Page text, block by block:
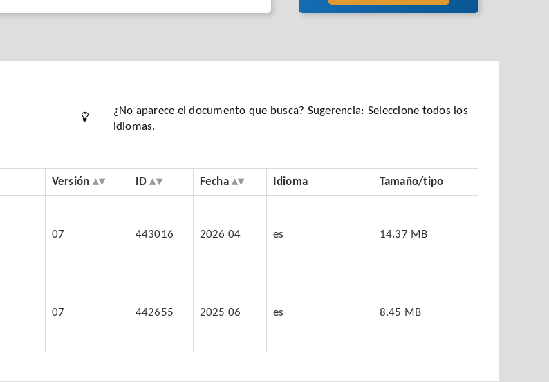
¿No aparece el documento que busca? Sugerencia: Seleccione todos los
idiomas.
Versión ID Fecha Idioma Tamaño/tipo
07 443016 2026 04 es 14.37 MB
07 442655 2025 06 es 8.45 MB